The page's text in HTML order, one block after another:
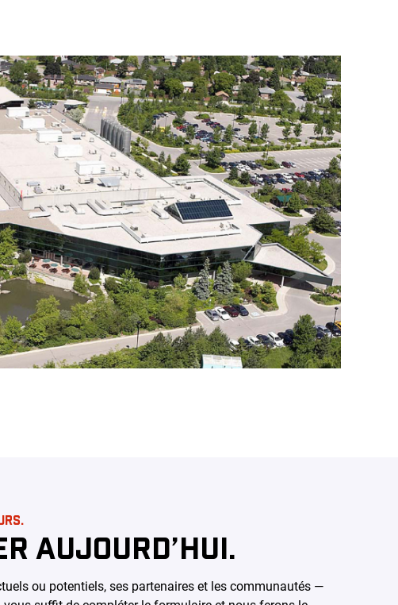
AUJOURD’HUI.
ou potentiels, ses partenaires et les communautés —